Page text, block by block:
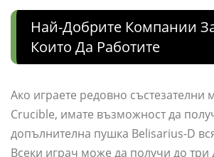
Най-Добрите Компании
Които Да Работите
Ако играете редовно състезателни
Crucible, имате възможност да
допълнителна пушка Belisarius-D
Всеки играч може да получи до